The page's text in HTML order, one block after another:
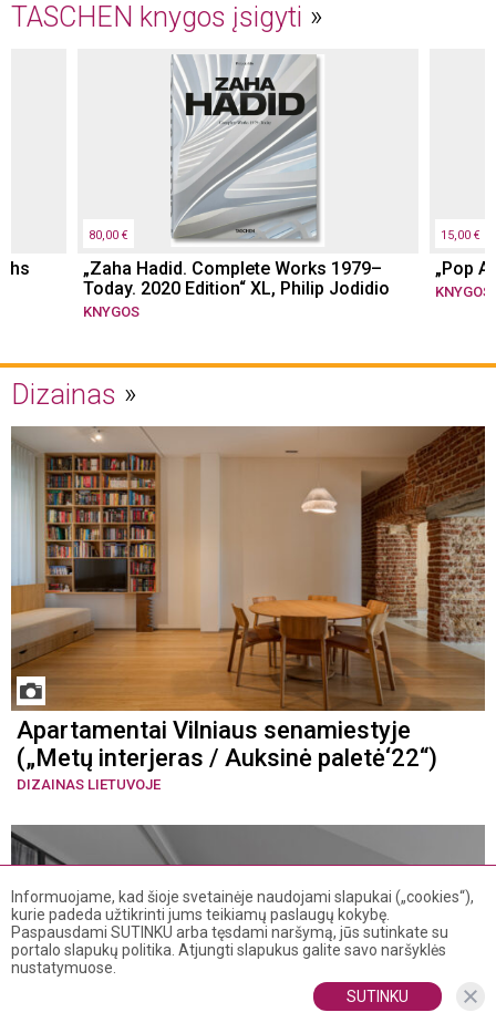
TASCHEN knygos įsigyti
80,00 €
„Zaha Hadid. Complete Works 1979–
Today. 2020 Edition“ XL, Philip Jodidio
KNYGOS
15,00 €
„Pop
KNYGOS
Dizainas
Apartamentai Vilniaus senamiestyje
(„Metų interjeras / Auksinė paletė‘22“)
DIZAINAS LIETUVOJE
Informuojame, kad šioje svetainėje naudojami slapukai („cookies“),
kurie padeda užtikrinti jums teikiamų paslaugų kokybę.
Paspausdami SUTINKU arba tęsdami naršymą, jūs sutinkate su
portalo slapukų politika. Atjungti slapukus galite savo naršyklės
nustatymuose.
SUTINKU